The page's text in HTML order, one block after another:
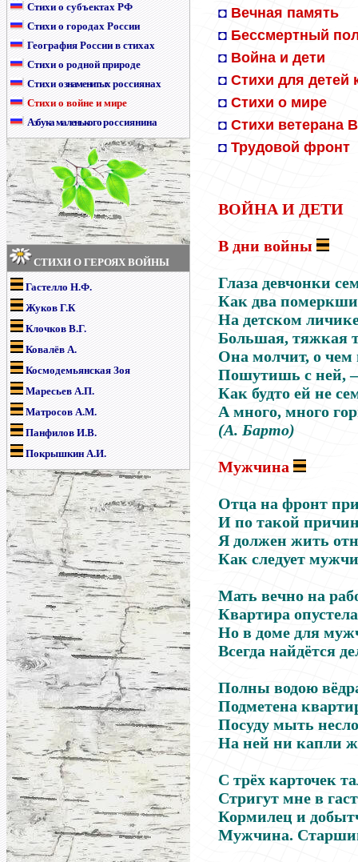
Стихи о субъектах РФ
Стихи о городах России
География России в стихах
Стихи о родной природе
Стихио знаменитыхроссиянах
Стихи о войне и мире
Азбука маленькогороссиянина
СТИХИ О ГЕРОЯХ ВОЙНЫ
Гастелло Н.Ф.
Жуков Г.К
Клочков В.Г.
Ковалёв А.
Космодемьянская Зоя
Маресьев А.П.
Матросов А.М.
Панфилов И.В.
Покрышкин А.И.
◘ Вечная память
◘ Бессмертный
◘ Война и дети
◘ Стихи для
◘ Стихи о мире
◘ Стихи ветерана
◘ Трудовой фронт
ВОЙНА И ДЕТИ
В дни войны
Глаза девчонки
Как два
На детском
Большая, тяжкая
Она молчит, о
Пошутишь с ней,–
Как будто ей не
А много, много
(А. Барто)
Мужчина
Отца на фронт
И по такой
Я должен жить
Как следует
Мать вечно на
Квартира
Но в доме для
Всегда найдётся
Полны водою
Подметена
Посуду мыть
На ней ни капли
С трёх карточек
Стригут мне в
Кормилец и
Мужчина.